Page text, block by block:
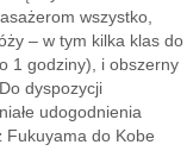
wszystko,
– w tym kilka klas do
1 godziny), i obszerny
dyspozycji
udogodnienia
Fukuyama do Kobe